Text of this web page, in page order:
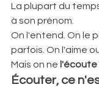
La plupart du
à son prénom.
On l'entend. On le
parfois. On l'aime
Mais on ne l'écoute
Écouter, ce